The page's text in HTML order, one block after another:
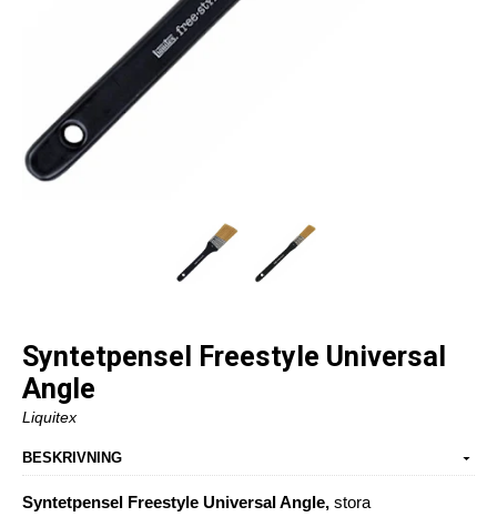
Syntetpensel Freestyle Universal
Angle
Liquitex
BESKRIVNING
Syntetpensel Freestyle Universal Angle, stora